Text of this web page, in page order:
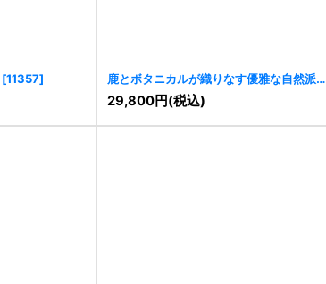
[11357]
鹿とボタニカルが織りなす優雅な自然派ロ
ゴ[ 11347]
29,800円(税込)